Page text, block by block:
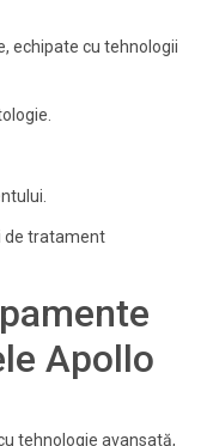
echipate cu tehnologii
de tratament
Apollo
tehnologie avansată,